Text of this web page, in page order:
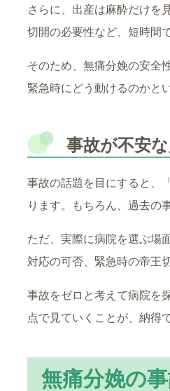
さらに、出産は麻酔だけを
切開の必要性など、短時間
そのため、無痛分娩の安全
緊急時にどう動けるのかと
事故が不安
事故の話題を目にすると、
ります。もちろん、過去の
ただ、実際に病院を選ぶ場
対応の可否、緊急時の帝王
事故をゼロと考えて病院を
点で見ていくことが、納得
無痛分娩の